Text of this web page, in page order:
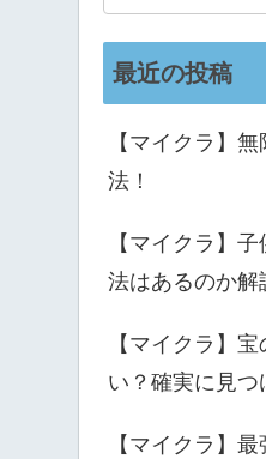
最近の投稿
【マイクラ】
法！
【マイクラ】
法はあるのか解
【マイクラ】
い？確実に見つ
【マイクラ】